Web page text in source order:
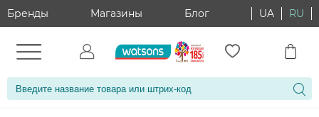
Бренды Магазины Блог UA RU